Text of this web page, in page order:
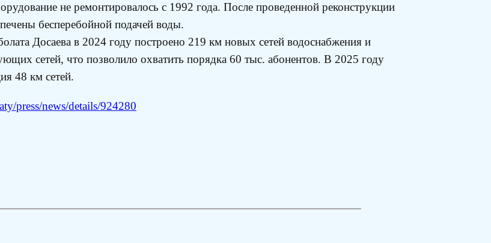
не ремонтировалось с 1992 года. После проведенной реконструкции
бесперебойной подачей воды.
Досаева в 2024 году построено 219 км новых сетей водоснабжения и
сетей, что позволило охватить порядка 60 тыс. абонентов. В 2025 году
48 км сетей.
press/news/details/924280